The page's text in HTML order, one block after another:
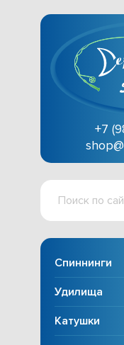
+7
Поиск
сайту
Спиннинги
Удилища
Катушки